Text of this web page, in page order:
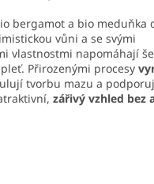
bergamot a bio meduňka
vůni a se svými
vlastnostmi napomáhají
Přirozenými procesy
tvorbu mazu a
zářivý vzhled bez